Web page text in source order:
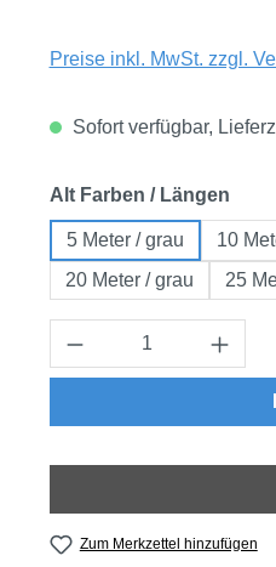
Preise inkl. MwSt. zzgl.
Sofort verfügbar,
Alt Farben / Längen
5 Meter / grau 10
20 Meter / grau
25
Produkt Anzahl:
Zum Merkzettel hinzufügen